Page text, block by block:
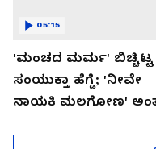
'ಮಂಚದ ಮರ್ಮ' ಬಿಚ್ಚಿಟ್ಟ
ಸಂಯುಕ್ತಾ ಹೆಗ್ಡೆ; 'ನೀವೇ
ನಾಯಕಿ ಮಲಗೋಣ'
05:15